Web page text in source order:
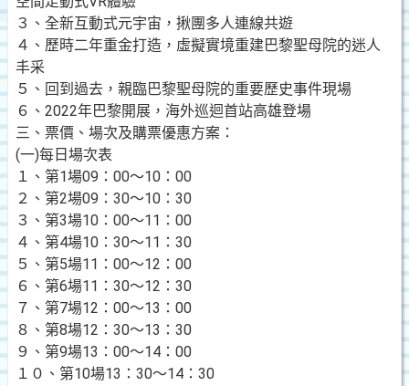
３、全新互動式元宇宙，揪團多人連線共遊
４、歷時二年重金打造，虛擬實境重建巴黎聖母院的迷人
丰采
５、回到過去，親臨巴黎聖母院的重要歷史事件現場
６、2022年巴黎開展，海外巡迴首站高雄登場
三、票價、場次及購票優惠方案：
(一)每日場次表
１、第1場09：00～10：00
２、第2場09：30～10：30
３、第3場10：00～11：00
４、第4場10：30～11：30
５、第5場11：00～12：00
６、第6場11：30～12：30
７、第7場12：00～13：00
８、第8場12：30～13：30
９、第9場13：00～14：00
１０、第10場13：30～14：30